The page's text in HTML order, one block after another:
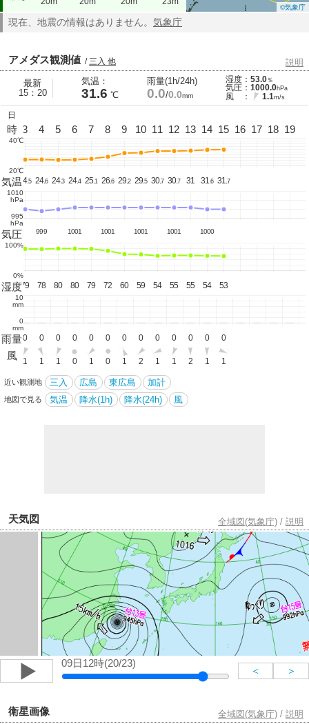
©気象庁
現在、地震の情報はありません。 気象庁
アメダス観測値 / 三入 他 説明
最新
15：20
気温：
31.6 ℃
雨量(1h/24h)
0.0/0.0mm
湿度： 53.0％
気圧： 1000.0hPa
風 ： 1.1 m/s
日
時
2 3 4 5 6 7 8 9 10 11 12 13 14 15 16 17 18 19
40℃
20℃
気温
25 24.5 24.6 24.3 24.4 25. 1 26. 6 29. 2 29. 5 30.7 30.7 31 31. 6 31. 7
1010
hPa
995
hPa
気圧
1000 999 1001 1001 1001 1001
1000
100%
0%
湿度
76 79 78 80 80 79 72 60 59 54 55 55 54 53
10
mm
0
mm
雨量
0 0 0 0 0 0 0 0 0 0 0 0 0 0
風
1 1 1 1 0 1 0 1 2 1 1 2 1 1
近い観測地 三入 広島 東広島 加計
地図で見る 気温 降水(1h) 降水(24h) 風
天気図 全域図(気象庁) / 説明
09日12時(20/23)
＜ ＞
衛星画像 全域図(気象庁) / 説明